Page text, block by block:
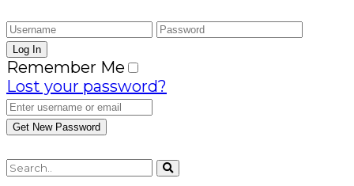
Remember Me
Lost your password?